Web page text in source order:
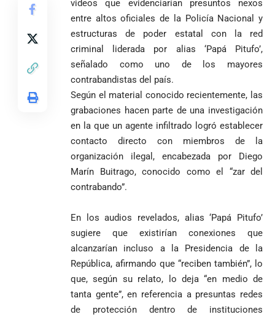
videos que evidenciarían presuntos nexos
entre altos oficiales de la Policía Nacional y
estructuras de poder estatal con la red
criminal liderada por alias ‘Papá Pitufo’,
señalado como uno de los mayores
contrabandistas del país.
Según el material conocido recientemente, las
grabaciones hacen parte de una investigación
en la que un agente infiltrado logró establecer
contacto directo con miembros de la
organización ilegal, encabezada por Diego
Marín Buitrago, conocido como el “zar del
contrabando”.
En los audios revelados, alias ‘Papá Pitufo’
sugiere que existirían conexiones que
alcanzarían incluso a la Presidencia de la
República, afirmando que “reciben también”, lo
que, según su relato, lo deja “en medio de
tanta gente”, en referencia a presuntas redes
de protección dentro de instituciones
niega pérdida
de investidura
a concejales
de Medellín
Andrés
«Gury»
Rodríguez y
Damián Pérez
envía
documentos
al FBI, DEA y
Congreso
contra la ‘paz
total’ por
presuntos
beneficios a
criminales
ordena acto de
desagravio
Falleció el padre
Humberto de
Jesús Hincapié
Álzate, reconocido
sacerdote de la
Diócesis de
Girardota, Párroco
de Yolombo
Abelardo de la
Espriella es
elegido
presidente de
Colombia tras
una histórica y
reñida
segunda
vuelta
arremete
contra Petro y
lo
responsabiliza
por la crisis de
la salud en
Colombia
Japón rescata
agónico ante
Países Bajos
en un vibrante
duelo
mundialista
Alemania no
valiente
Curazao en su
debut
mundialista
LA POLICRISIS
COMO HERENCIA
Cardenal Rueda
pide desarmar el
corazón para
construir juntos
una Colombia
reconciliada
Diócesis de
Sonsón-Rionegro
rechaza fotos
tomadas en
ordena acto de
desagravio